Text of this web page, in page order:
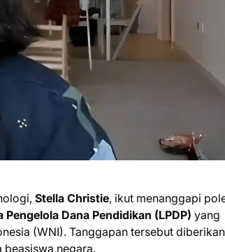
Stella Christie, ikut menanggapi
Pengelola Dana Pendidikan (LPDP) yang
(WNI). Tanggapan tersebut diberikan
beasiswa negara.